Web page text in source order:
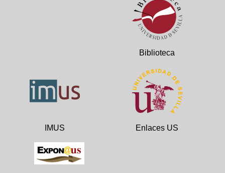
Biblioteca
IMUS Enlaces US